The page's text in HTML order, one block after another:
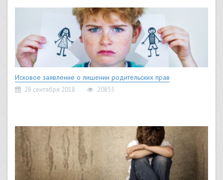
Исковое заявление о лишении родительских прав
28 сентября 2018 20855